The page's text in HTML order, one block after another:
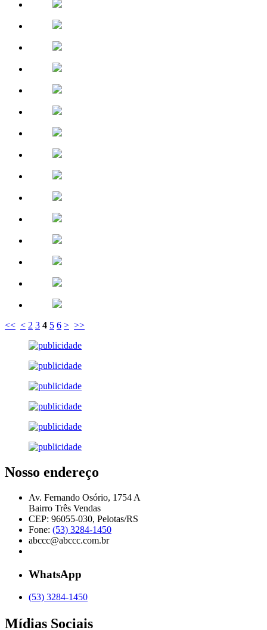
<< < 2 3 4 5 6 > >>
Nosso endereço
Av. Fernando Osório, 1754 A
Bairro Três Vendas
CEP: 96055-030, Pelotas/RS
Fone: (53) 3284-1450
abccc@abccc.com.br
WhatsApp
(53) 3284-1450
Mídias Sociais